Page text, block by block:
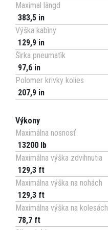
Maximal längd
383,5 in
Výška kabìny
129,9 in
Šìrka pneumatìk
97,6 in
Polomer krivky kolies
207,9 in
Výkony
Maximálna nosnosť
13200 lb
Maximálna výška zdvihnutia
129,3 ft
Maximálna výška na nohách
129,3 ft
Maximálna výška na kolesách
78,7 ft